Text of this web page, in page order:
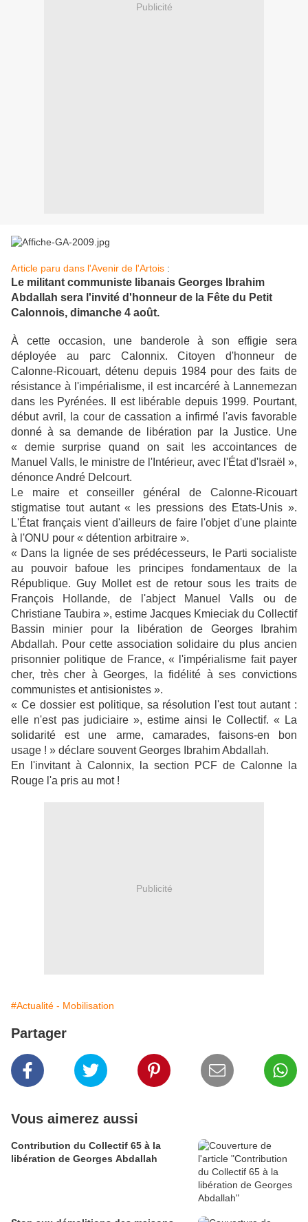
Publicité
Article paru dans l'Avenir de l'Artois :
Le militant communiste libanais Georges Ibrahim
Abdallah sera l'invité d'honneur de la Fête du Petit
Calonnois, dimanche 4 août.
À cette occasion, une banderole à son effigie sera
déployée au parc Calonnix. Citoyen d'honneur de
Calonne-Ricouart, détenu depuis 1984 pour des faits de
résistance à l'impérialisme, il est incarcéré à Lannemezan
dans les Pyrénées. Il est libérable depuis 1999. Pourtant,
début avril, la cour de cassation a infirmé l'avis favorable
donné à sa demande de libération par la Justice. Une
« demie surprise quand on sait les accointances de
Manuel Valls, le ministre de l'Intérieur, avec l'État d'Israël »,
dénonce André Delcourt.
Le maire et conseiller général de Calonne-Ricouart
stigmatise tout autant « les pressions des Etats-Unis ».
L'État français vient d'ailleurs de faire l'objet d'une plainte
à l'ONU pour « détention arbitraire ».
« Dans la lignée de ses prédécesseurs, le Parti socialiste
au pouvoir bafoue les principes fondamentaux de la
République. Guy Mollet est de retour sous les traits de
François Hollande, de l'abject Manuel Valls ou de
Christiane Taubira », estime Jacques Kmieciak du Collectif
Bassin minier pour la libération de Georges Ibrahim
Abdallah. Pour cette association solidaire du plus ancien
prisonnier politique de France, « l'impérialisme fait payer
cher, très cher à Georges, la fidélité à ses convictions
communistes et antisionistes ».
« Ce dossier est politique, sa résolution l'est tout autant :
elle n'est pas judiciaire », estime ainsi le Collectif. « La
solidarité est une arme, camarades, faisons-en bon
usage ! » déclare souvent Georges Ibrahim Abdallah.
En l'invitant à Calonnix, la section PCF de Calonne la
Rouge l'a pris au mot !
Publicité
#Actualité - Mobilisation
Partager
Vous aimerez aussi
Contribution du Collectif 65 à la
libération de Georges Abdallah